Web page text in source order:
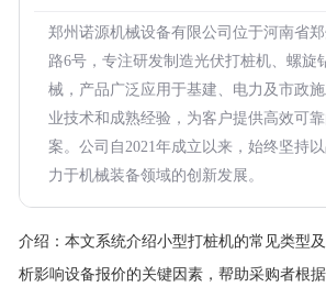
郑州诺源机械设备有限公司位于河南省
路6号，专注研发制造光伏打桩机、螺旋
械，产品广泛应用于基建、电力及市政
业技术和成熟经验，为客户提供高效可
案。公司自2021年成立以来，始终坚持
力于机械装备领域的创新发展。
介绍： 本文系统介绍小型打桩机的常见类型
析影响设备报价的关键因素，帮助采购者根